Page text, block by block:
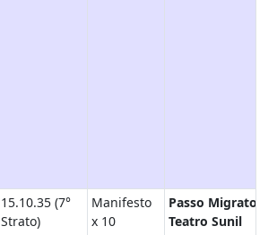
15.10.35 (7°
Strato)
Manifesto
x 10
Passo Migratore,
Teatro Sunil